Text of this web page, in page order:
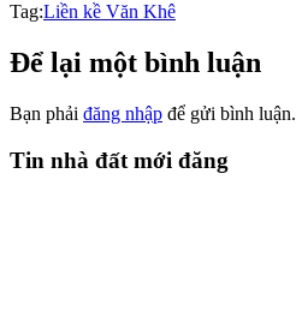
Tag:Liền kề Văn Khê
Để lại một bình luận
Bạn phải đăng nhập để gửi bình luận.
Tin nhà đất mới đăng